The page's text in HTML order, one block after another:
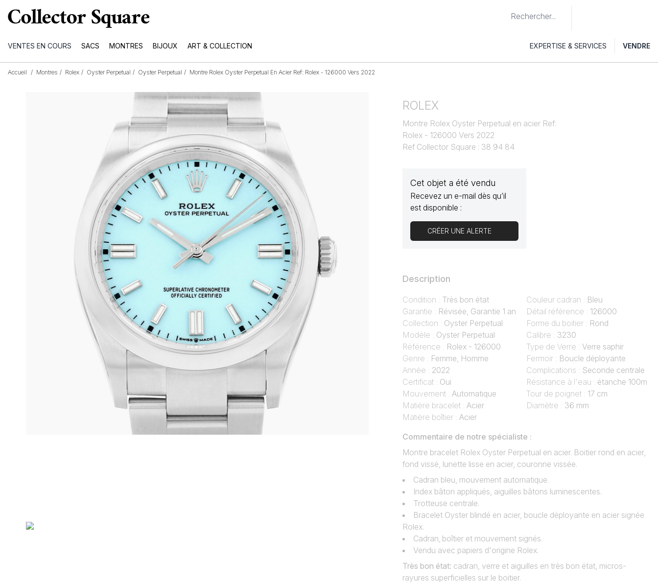
VENTES EN COURS SACS MONTRES BIJOUX ART & COLLECTION EXPERTISE & SERVICES VENDRE
Accueil / Montres / Rolex / Oyster Perpetual / Oyster Perpetual / Montre Rolex Oyster Perpetual En Acier Ref: Rolex - 126000 Vers 2022
ROLEX
Montre Rolex Oyster Perpetual en acier Ref:
Rolex - 126000 Vers 2022
Ref Collector Square : 38 94 84
Cet objet a été vendu
Recevez un e-mail dès qu’il
est disponible :
CRÉER UNE ALERTE
Description
Condition : Très bon état
Garantie : Révisée, Garantie 1 an
Collection : Oyster Perpetual
Modèle : Oyster Perpetual
Référence : Rolex - 126000
Genre : Femme, Homme
Année : 2022
Certificat : Oui
Mouvement :Automatique
Matière bracelet :Acier
Matière boîtier :Acier
Couleur cadran : Bleu
Détail référence : 126000
Forme du boitier : Rond
Calibre : 3230
Type de Verre :Verre saphir
Fermoir : Boucle déployante
Complications : Seconde centrale
Résistance à l'eau : étanche 100m
Tour de poignet : 17 cm
Diamètre : 36 mm
Commentaire de notre spécialiste :
Montre bracelet Rolex Oyster Perpetual en acier. Boitier rond en acier,
fond vissé, lunette lisse en acier, couronne vissée.
Cadran bleu, mouvement automatique.
Index bâton appliqués, aiguilles bâtons luminescentes.
Trotteuse centrale.
Bracelet Oyster blindé en acier, boucle déployante en acier signée
Rolex.
Cadran‚ boîtier et mouvement signés.
Vendu avec papiers d'origine Rolex.
Très bon état: cadran, verre et aiguilles en très bon état, micros-
rayures superficielles sur le boitier.